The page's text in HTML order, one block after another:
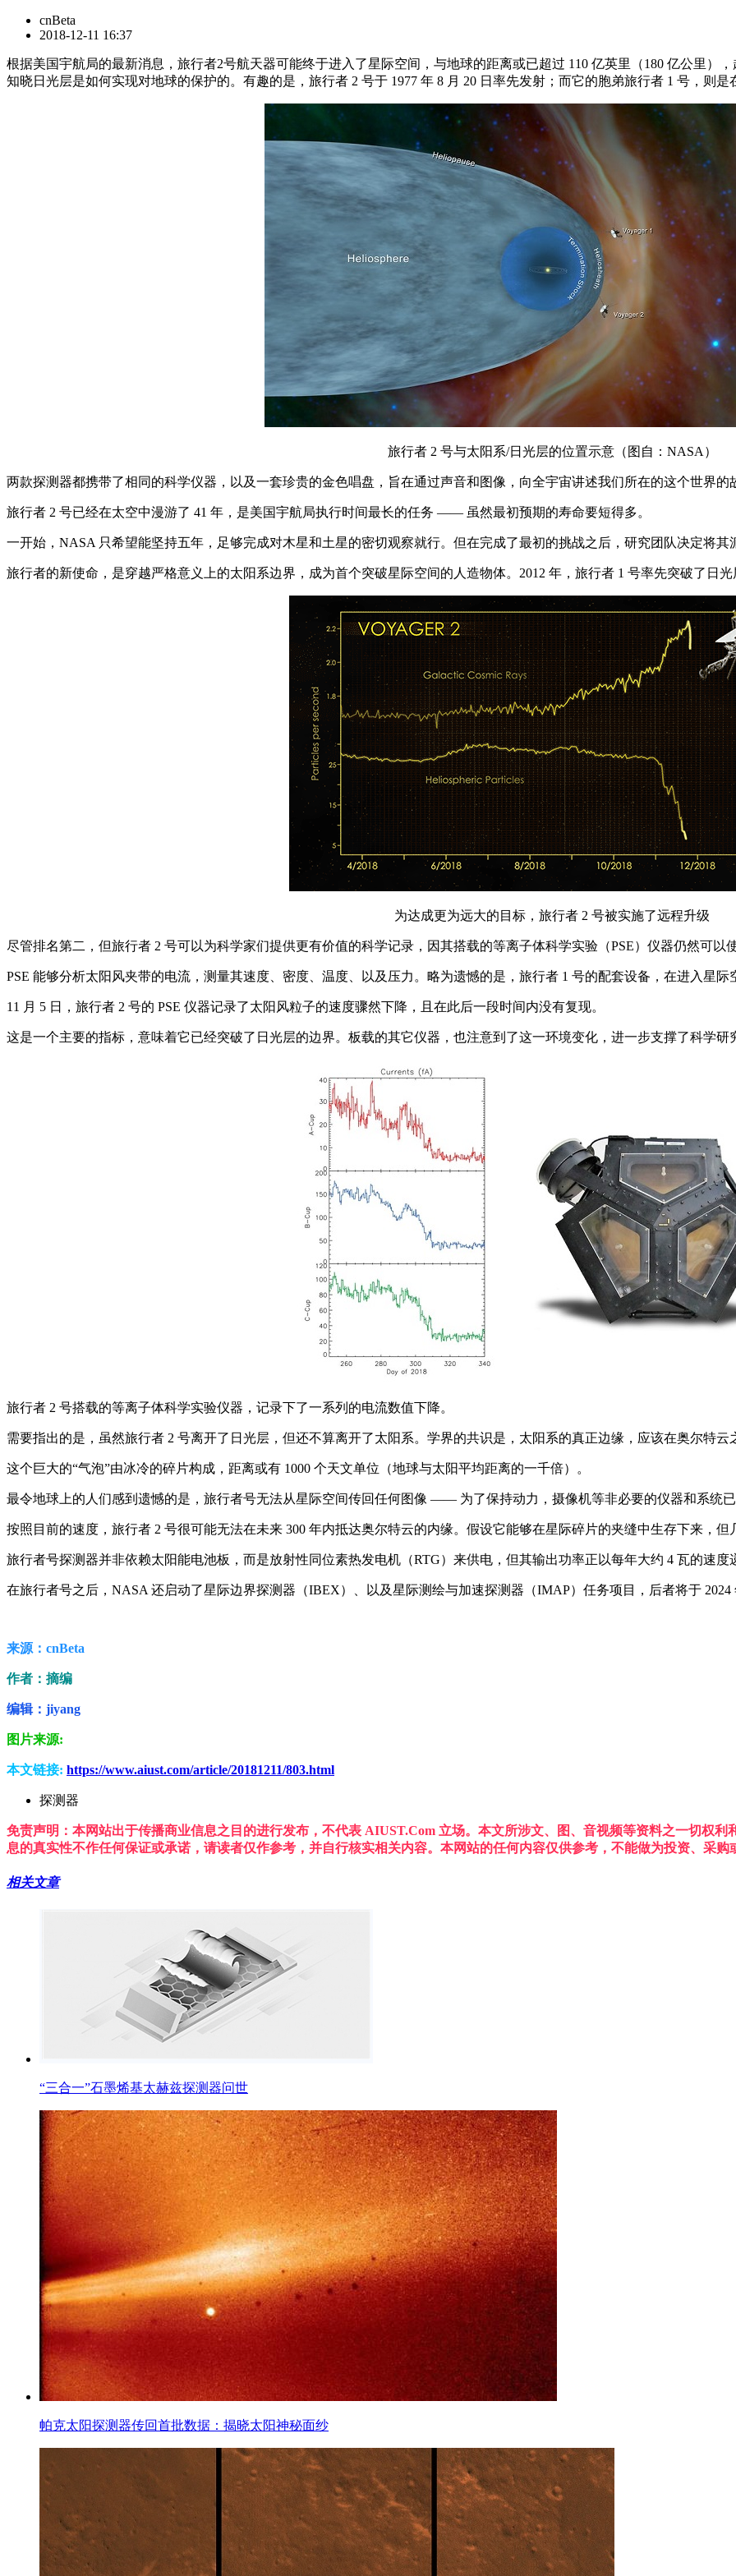
cnBeta
2018-12-11 16:37
根据美国宇航局的最新消息，旅行者2号航天器可能终于进入了星际空间，与地球的距离或已超过 110 亿英里（180 亿公里）
知晓日光层是如何实现对地球的保护的。有趣的是，旅行者 2 号于 1977 年 8 月 20 日率先发射；而它的胞弟旅行者 1 号，则是
旅行者 2 号与太阳系/日光层的位置示意（图自：NASA）
两款探测器都携带了相同的科学仪器，以及一套珍贵的金色唱盘，旨在通过声音和图像，向全宇宙讲述我们所在的这个世界的
旅行者 2 号已经在太空中漫游了 41 年，是美国宇航局执行时间最长的任务 —— 虽然最初预期的寿命要短得多。
一开始，NASA 只希望能坚持五年，足够完成对木星和土星的密切观察就行。但在完成了最初的挑战之后，研究团队决定将
旅行者的新使命，是穿越严格意义上的太阳系边界，成为首个突破星际空间的人造物体。2012 年，旅行者 1 号率先突破了日光
为达成更为远大的目标，旅行者 2 号被实施了远程升级
尽管排名第二，但旅行者 2 号可以为科学家们提供更有价值的科学记录，因其搭载的等离子体科学实验（PSE）仪器仍然可以
PSE 能够分析太阳风夹带的电流，测量其速度、密度、温度、以及压力。略为遗憾的是，旅行者 1 号的配套设备，在进入星际
11 月 5 日，旅行者 2 号的 PSE 仪器记录了太阳风粒子的速度骤然下降，且在此后一段时间内没有复现。
这是一个主要的指标，意味着它已经突破了日光层的边界。板载的其它仪器，也注意到了这一环境变化，进一步支撑了科学研
旅行者 2 号搭载的等离子体科学实验仪器，记录下了一系列的电流数值下降。
需要指出的是，虽然旅行者 2 号离开了日光层，但还不算离开了太阳系。学界的共识是，太阳系的真正边缘，应该在奥尔特云
这个巨大的“气泡”由冰冷的碎片构成，距离或有 1000 个天文单位（地球与太阳平均距离的一千倍）。
最令地球上的人们感到遗憾的是，旅行者号无法从星际空间传回任何图像 —— 为了保持动力，摄像机等非必要的仪器和系统
按照目前的速度，旅行者 2 号很可能无法在未来 300 年内抵达奥尔特云的内缘。假设它能够在星际碎片的夹缝中生存下来，
旅行者号探测器并非依赖太阳能电池板，而是放射性同位素热发电机（RTG）来供电，但其输出功率正以每年大约 4 瓦的速度
在旅行者号之后，NASA 还启动了星际边界探测器（IBEX）、以及星际测绘与加速探测器（IMAP）任务项目，后者将于 2024
来源：cnBeta
作者：摘编
编辑：jiyang
图片来源:
本文链接: https://www.aiust.com/article/20181211/803.html
探测器
免责声明：本网站出于传播商业信息之目的进行发布，不代表 AIUST.Com 立场。本文所涉文、图、音视频等资料之一切权
息的真实性不作任何保证或承诺，请读者仅作参考，并自行核实相关内容。本网站的任何内容仅供参考，不能做为投资、采
相关文章
“三合一”石墨烯基太赫兹探测器问世
帕克太阳探测器传回首批数据：揭晓太阳神秘面纱